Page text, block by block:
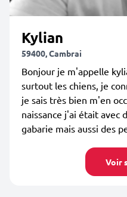
Kylian
59400, Cambrai
Bonjour je m'appelle
surtout les chiens, je
je sais très bien m'en
naissance j'ai était avec
gabarie mais aussi des
Voir